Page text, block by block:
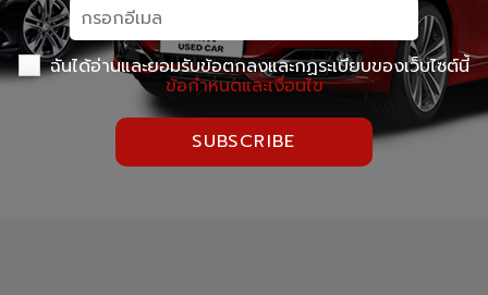
ฉันได้อ่านและยอมรับข้อตกลงและกฏระเบียบของเว็บไซต์นี้
ข้อกำหนดและเงื่อนไข
SUBSCRIBE